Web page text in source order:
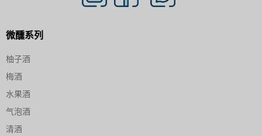
微醺系列
柚子酒
梅酒
水果酒
气泡酒
清酒